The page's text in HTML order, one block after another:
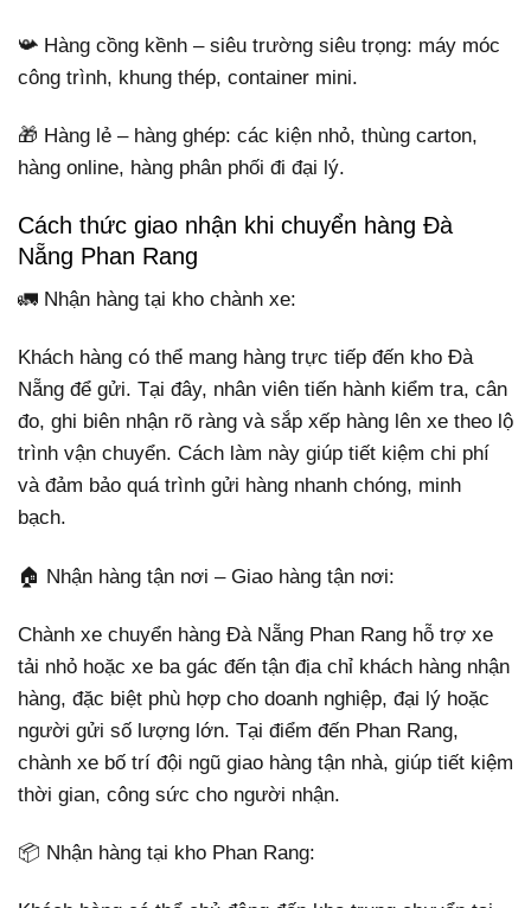
📯 Hàng cồng kềnh – siêu trường siêu trọng: máy móc
công trình, khung thép, container mini.
🎁 Hàng lẻ – hàng ghép: các kiện nhỏ, thùng carton,
hàng online, hàng phân phối đi đại lý.
Cách thức giao nhận khi chuyển hàng Đà
Nẵng Phan Rang
🚛 Nhận hàng tại kho chành xe:
Khách hàng có thể mang hàng trực tiếp đến kho Đà
Nẵng để gửi. Tại đây, nhân viên tiến hành kiểm tra, cân
đo, ghi biên nhận rõ ràng và sắp xếp hàng lên xe theo lộ
trình vận chuyển. Cách làm này giúp tiết kiệm chi phí
và đảm bảo quá trình gửi hàng nhanh chóng, minh
bạch.
🏠 Nhận hàng tận nơi – Giao hàng tận nơi:
Chành xe chuyển hàng Đà Nẵng Phan Rang hỗ trợ xe
tải nhỏ hoặc xe ba gác đến tận địa chỉ khách hàng nhận
hàng, đặc biệt phù hợp cho doanh nghiệp, đại lý hoặc
người gửi số lượng lớn. Tại điểm đến Phan Rang,
chành xe bố trí đội ngũ giao hàng tận nhà, giúp tiết kiệm
thời gian, công sức cho người nhận.
📦 Nhận hàng tại kho Phan Rang: